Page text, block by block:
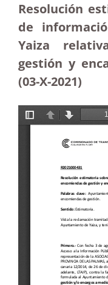
Resolución
de
Yaiza
gestión y
(03-X-2021)